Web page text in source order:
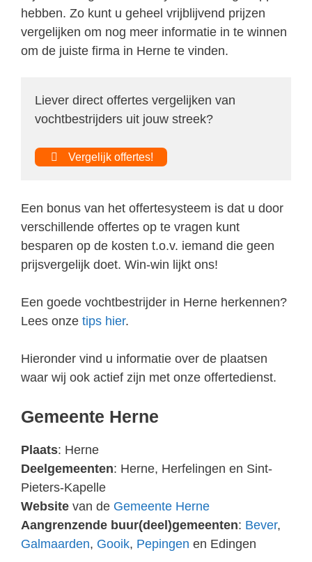
hebben. Zo kunt u geheel vrijblijvend prijzen
vergelijken om nog meer informatie in te winnen
om de juiste firma in Herne te vinden.
Liever direct offertes vergelijken van
vochtbestrijders uit jouw streek?
Vergelijk offertes!
Een bonus van het offertesysteem is dat u door
verschillende offertes op te vragen kunt
besparen op de kosten t.o.v. iemand die geen
prijsvergelijk doet. Win-win lijkt ons!
Een goede vochtbestrijder in Herne herkennen?
Lees onze tips hier.
Hieronder vind u informatie over de plaatsen
waar wij ook actief zijn met onze offertedienst.
Gemeente Herne
Plaats: Herne
Deelgemeenten: Herne, Herfelingen en Sint-
Pieters-Kapelle
Website van de Gemeente Herne
Aangrenzende buur(deel)gemeenten: Bever,
Galmaarden, Gooik, Pepingen en Edingen